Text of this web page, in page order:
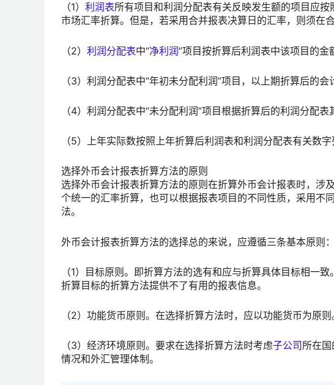
（1） 利润表所有项目和利润分配表有关反映发生额的项目应
市场汇率折算。但是，若采用合并报表决算日的汇率，则须在
（2） 利润分配表中“净利润”项目按折算后利润表中该项目的金
（3）利润分配表中“年初未分配利润”项目，以上期折算后的会
（4）利润分配表中“未分配利润”项目根据折算后的利润分配表
（5）上年实际数按照上年折算后利润表和利润分配表有关数字
选择外币会计报表折算方法的原则
选择外币会计报表折算方法的原则在折算外币会计报表时，涉
个统一的汇率折算，也可以根据报表项目的不同性质，采用不
法。
外币会计报表折算方法的选择总的来说，应遵循三条基本原则：
（1）目标原则。即折算方法的选有和应与折算具体目标相一
折算目标的折算方法提供不了有用的报表信息。
（2）功能货币原则。在选择折算方法时，应以功能货币为原则
（3）经济环境原则。要求在选择折算方法时考虑子公司 所在国
情况和外汇管理体制。